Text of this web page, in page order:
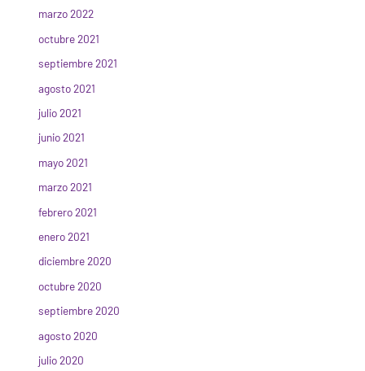
marzo 2022
octubre 2021
septiembre 2021
agosto 2021
julio 2021
junio 2021
mayo 2021
marzo 2021
febrero 2021
enero 2021
diciembre 2020
octubre 2020
septiembre 2020
agosto 2020
julio 2020